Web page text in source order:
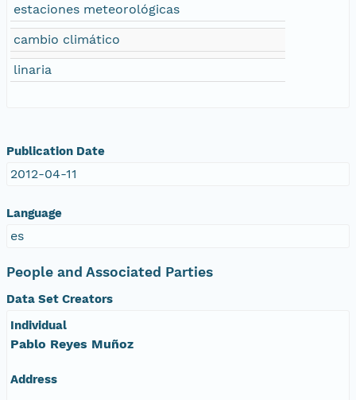
estaciones meteorológicas
cambio climático
linaria
Publication Date
2012-04-11
Language
es
People and Associated Parties
Data Set Creators
Individual
Pablo Reyes Muñoz
Address